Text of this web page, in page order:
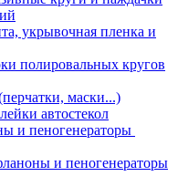
укрывочная пленка и
полировальных кругов
маски...)
автостекол
и пеногенераторы
и пеногенераторы